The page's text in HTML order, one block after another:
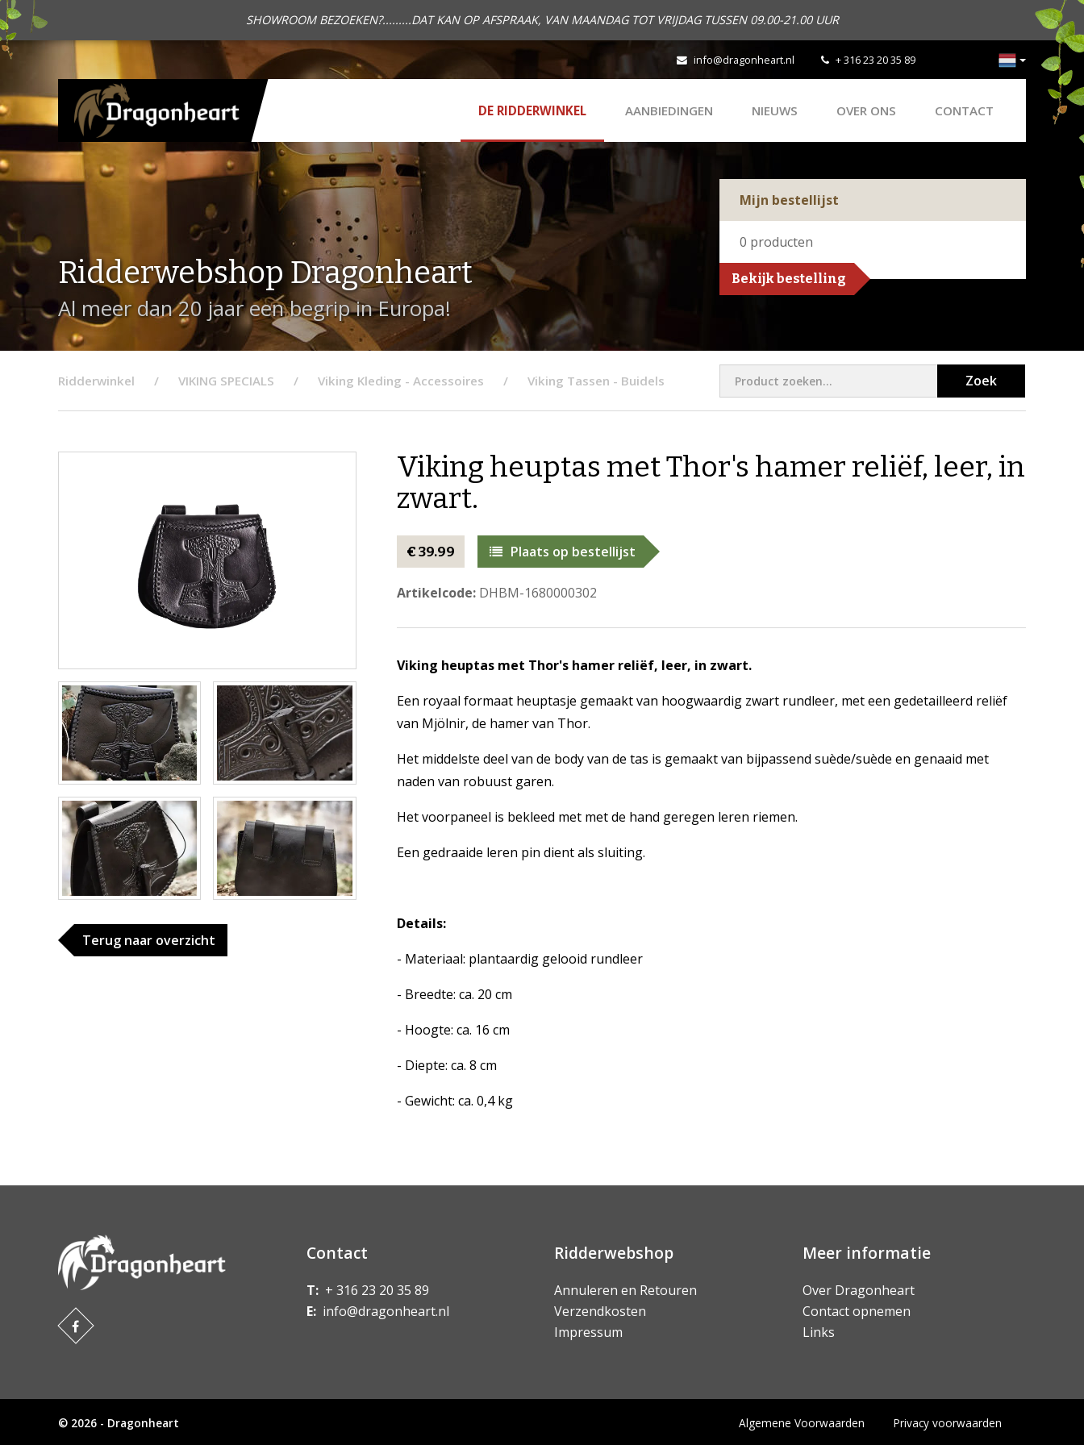
SHOWROOM BEZOEKEN?.........DAT KAN OP AFSPRAAK, VAN MAANDAG TOT VRIJDAG TUSSEN 09.00-21.00 UUR
info@dragonheart.nl + 316 23 20 35 89
DE RIDDERWINKEL AANBIEDINGEN NIEUWS OVER ONS CONTACT
Ridderwebshop Dragonheart
Al meer dan 20 jaar een begrip in Europa!
Mijn bestellijst
0 producten
Bekijk bestelling
Ridderwinkel VIKING SPECIALS Viking Kleding - Accessoires Viking Tassen - Buidels Zoek
Terug naar overzicht
Viking heuptas met Thor's hamer reliëf, leer, in
zwart.
€ 39.99 Plaats op bestellijst
Artikelcode:DHBM-1680000302
Viking heuptas met Thor's hamer reliëf, leer, in zwart.
Een royaal formaat heuptasje gemaakt van hoogwaardig zwart rundleer, met een gedetailleerd reliëf
van Mjölnir, de hamer van Thor.
Het middelste deel van de body van de tas is gemaakt van bijpassend suède/suède en genaaid met
naden van robuust garen.
Het voorpaneel is bekleed met met de hand geregen leren riemen.
Een gedraaide leren pin dient als sluiting.
Details:
- Materiaal: plantaardig gelooid rundleer
- Breedte: ca. 20 cm
- Hoogte: ca. 16 cm
- Diepte: ca. 8 cm
- Gewicht: ca. 0,4 kg
Contact
T: + 316 23 20 35 89
E: info@dragonheart.nl
Ridderwebshop
Annuleren en Retouren
Verzendkosten
Impressum
Meer informatie
Over Dragonheart
Contact opnemen
Links
© 2026 - Dragonheart Algemene Voorwaarden
Privacy voorwaarden